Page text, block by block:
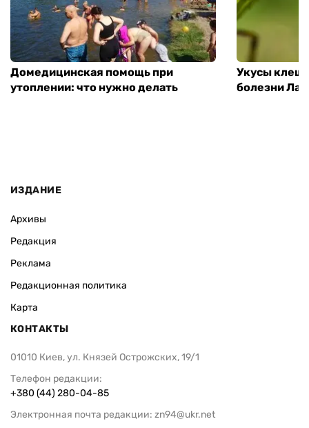
Домедицинская помощь при
утоплении: что нужно делать
Укусы
болезни
ИЗДАНИЕ
Архивы
Редакция
Реклама
Редакционная политика
Карта
КОНТАКТЫ
01010 Киев, ул. Князей Острожских, 19/1
Телефон редакции:
+380 (44) 280-04-85
Электронная почта редакции: zn94@ukr.net